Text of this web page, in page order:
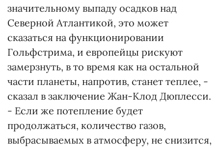
значительному выпаду осадков над
Северной Атлантикой, это может
сказаться на функционировании
Гольфстрима, и европейцы рискуют
замерзнуть, в то время как на остальной
части планеты, напротив, станет теплее, -
сказал в заключение Жан-Клод Дюплесси.
- Если же потепление будет
продолжаться, количество газов,
выбрасываемых в атмосферу, не снизится,